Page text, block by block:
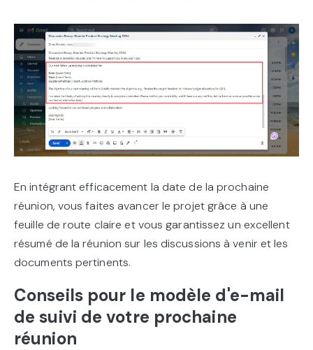
En intégrant efficacement la date de la prochaine
réunion, vous faites avancer le projet grâce à une
feuille de route claire et vous garantissez un excellent
résumé de la réunion sur les discussions à venir et les
documents pertinents.
Conseils pour le modèle d'e-mail
de suivi de votre prochaine
réunion